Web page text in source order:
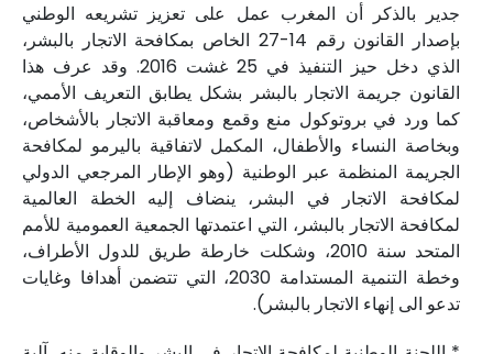
جدير بالذكر أن المغرب عمل على تعزيز تشريعه الوطني
بإصدار القانون رقم 14-27 الخاص بمكافحة الاتجار بالبشر،
الذي دخل حيز التنفيذ في 25 غشت 2016. وقد عرف هذا
القانون جريمة الاتجار بالبشر بشكل يطابق التعريف الأممي،
كما ورد في بروتوكول منع وقمع ومعاقبة الاتجار بالأشخاص،
وبخاصة النساء والأطفال، المكمل لاتفاقية باليرمو لمكافحة
الجريمة المنظمة عبر الوطنية (وهو الإطار المرجعي الدولي
لمكافحة الاتجار في البشر، ينضاف إليه الخطة العالمية
لمكافحة الاتجار بالبشر، التي اعتمدتها الجمعية العمومية للأمم
المتحد سنة 2010، وشكلت خارطة طريق للدول الأطراف،
وخطة التنمية المستدامة 2030، التي تتضمن أهدافا وغايات
تدعو الى إنهاء الاتجار بالبشر).